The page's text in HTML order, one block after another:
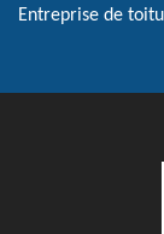
Entreprise de